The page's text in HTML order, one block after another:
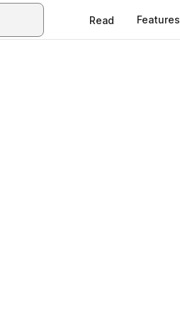
Read Features